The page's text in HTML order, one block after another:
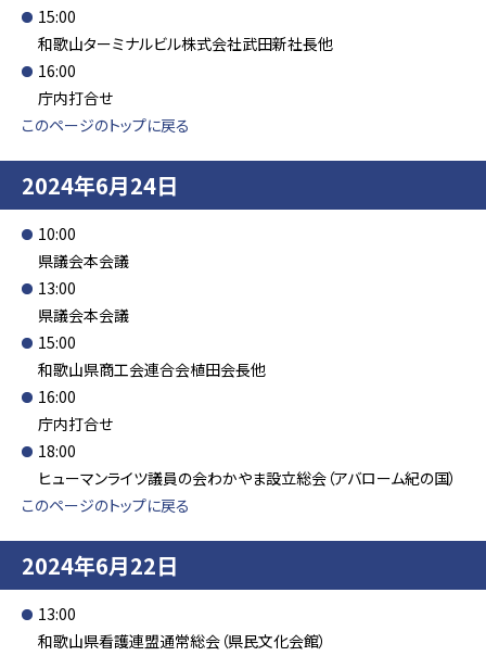
15:00
和歌山ターミナルビル株式会社武田新社長他
16:00
庁内打合せ
このページのトップに戻る
2024年6月24日
10:00
県議会本会議
13:00
県議会本会議
15:00
和歌山県商工会連合会植田会長他
16:00
庁内打合せ
18:00
ヒューマンライツ議員の会わかやま設立総会（アバローム紀の国）
このページのトップに戻る
2024年6月22日
13:00
和歌山県看護連盟通常総会（県民文化会館）